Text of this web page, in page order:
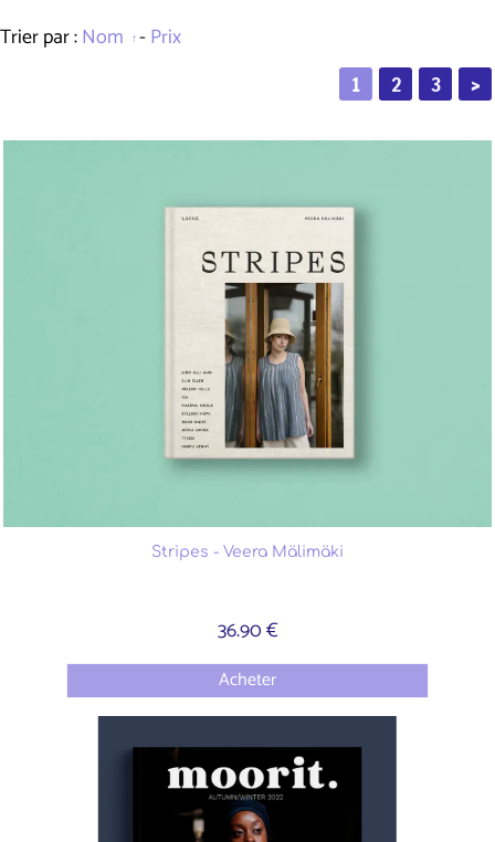
Trier par :Nom -Prix
1 2 3 >
Stripes - Veera Mälimäki
36.90 €
Acheter